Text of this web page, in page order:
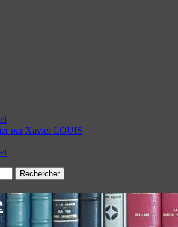
par Xavier LOUIS